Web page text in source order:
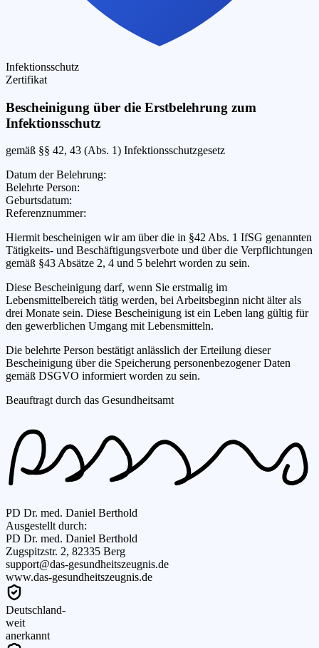
Infektionsschutz
Zertifikat
Bescheinigung über die Erstbelehrung zum
Infektionsschutz
gemäß §§ 42, 43 (Abs. 1) Infektionsschutzgesetz
Datum der Belehrung:
Belehrte Person:
Geburtsdatum:
Referenznummer:
Hiermit bescheinigen wiram über die in §42 Abs. 1 IfSG genannten
Tätigkeits- und Beschäftigungsverbote und über die Verpflichtungen
gemäß §43 Absätze 2, 4 und 5 belehrt worden zu sein.
Diese Bescheinigung darf, wenn Sie erstmalig im
Lebensmittelbereich tätig werden, bei Arbeitsbeginn nicht älter als
drei Monate sein. Diese Bescheinigung ist ein Leben lang gültig für
den gewerblichen Umgang mit Lebensmitteln.
Die belehrte Person bestätigt anlässlich der Erteilung dieser
Bescheinigung über die Speicherung personenbezogener Daten
gemäß DSGVO informiert worden zu sein.
Beauftragt durch das Gesundheitsamt
PD Dr. med. Daniel Berthold
Ausgestellt durch:
PD Dr. med. Daniel Berthold
Zugspitzstr. 2, 82335 Berg
support@das-gesundheitszeugnis.de
www.das-gesundheitszeugnis.de
Deutschland-
weit
anerkannt